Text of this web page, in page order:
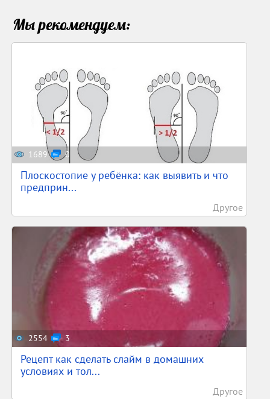
Мы рекомендуем:
1689 0
Плоскостопие у ребёнка: как выявить и что
предприн...
Другое
2554 3
Рецепт как сделать слайм в домашних
условиях и тол...
Другое